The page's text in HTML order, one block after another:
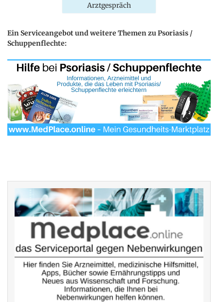
Arztgespräch
Ein Serviceangebot und weitere Themen zu Psoriasis /
Schuppenflechte: